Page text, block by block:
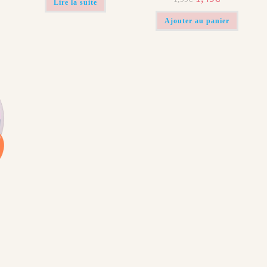
Lire la suite
prix
initial
était :
prix
actuel
est :
Ajouter au panier